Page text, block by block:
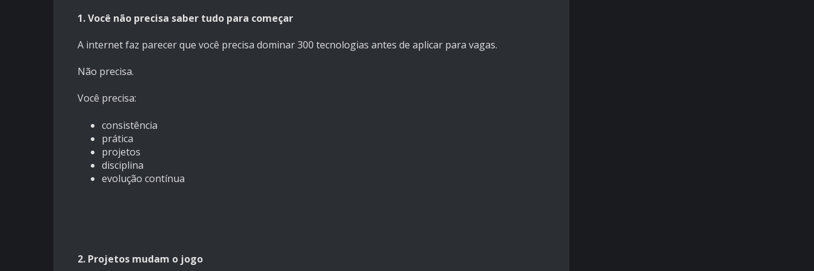
1. Você não precisa saber tudo para começar
A internet faz parecer que você precisa dominar 300 tecnologias antes de aplicar para vagas.
Não precisa.
Você precisa:
consistência
prática
projetos
disciplina
evolução contínua
2. Projetos mudam o jogo